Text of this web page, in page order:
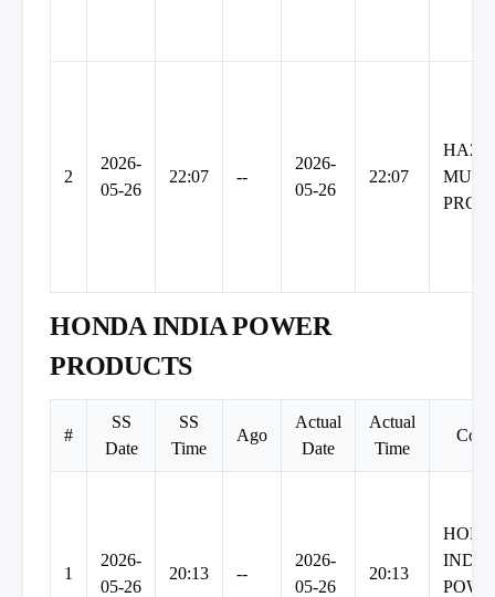
2
2026-
05-26
22:07 --
2026-
05-26
22:07
HONDA INDIA POWER
PRODUCTS
#
SS
Date
SS
Time
Ago
Actual
Date
Actual
Time
1
2026-
05-26
20:13 --
2026-
05-26
20:13
INDIA